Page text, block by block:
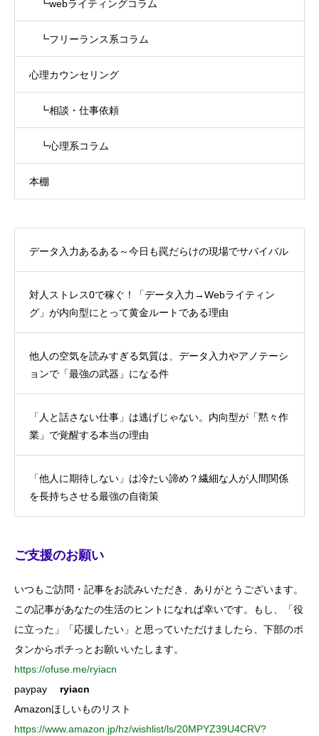
┗webライティングコラム
┗フリーランス系コラム
心理カウンセリング
┗相談・仕事依頼
┗心理系コラム
本棚
データ入力あるある～今日も罠だらけの現場でサバイバル
対人ストレス0で稼ぐ！「データ入力→Webライティン
グ」が内向型にとって黄金ルートである理由
他人の空気を読みすぎる気質は、データ入力やアノテーシ
ョンで「最強の武器」になる件
「人と話さない仕事」は逃げじゃない。内向型が「黙々作
業」で覚醒する本当の理由
「他人に期待しない」は冷たい諦め？繊細な人が人間関係
を長持ちさせる最強の自衛策
ご支援のお願い
いつもご訪問・記事をお読みいただき、ありがとうございます。
この記事があなたの生活のヒントになれば幸いです。もし、「役
に立った」「応援したい」と思っていただけましたら、下部のボ
タンからポチっとお願いいたします。
https://ofuse.me/ryiacn
paypay ryiacn
Amazonほしいものリスト
https://www.amazon.jp/hz/wishlist/ls/20MPYZ39U4CRV?